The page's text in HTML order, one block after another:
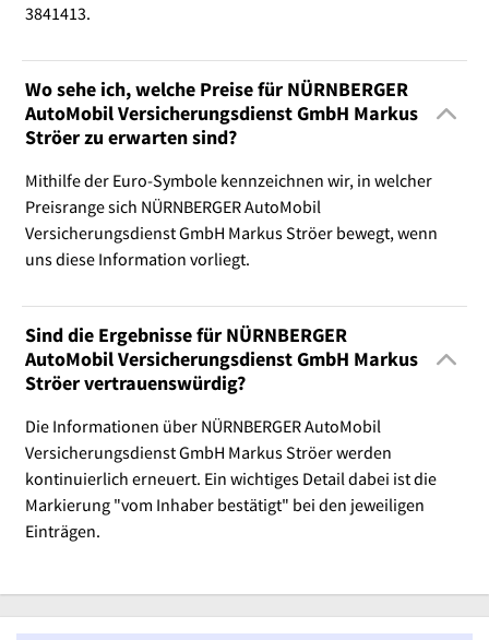
3841413.
Wo sehe ich, welche Preise für NÜRNBERGER
AutoMobil Versicherungsdienst GmbH Markus
Ströer zu erwarten sind?
Mithilfe der Euro-Symbole kennzeichnen wir, in welcher
Preisrange sich NÜRNBERGER AutoMobil
Versicherungsdienst GmbH Markus Ströer bewegt, wenn
uns diese Information vorliegt.
Sind die Ergebnisse für NÜRNBERGER
AutoMobil Versicherungsdienst GmbH Markus
Ströer vertrauenswürdig?
Die Informationen über NÜRNBERGER AutoMobil
Versicherungsdienst GmbH Markus Ströer werden
kontinuierlich erneuert. Ein wichtiges Detail dabei ist die
Markierung "vom Inhaber bestätigt" bei den jeweiligen
Einträgen.